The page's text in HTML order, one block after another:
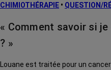
CHIMIOTHÉRAPIE • QUESTION/
« Comment savoir si
? »
Louane est traitée pour un